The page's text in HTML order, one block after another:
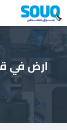
انتقل
إلى
المحتوى
ارض في قرية